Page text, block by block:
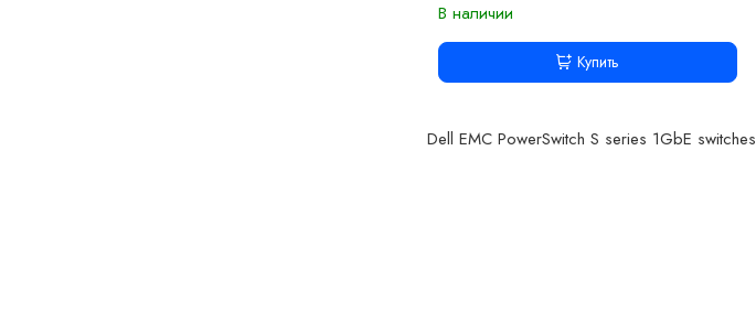
В наличии
Купить
Dell EMC PowerSwitch S series 1GbE switches